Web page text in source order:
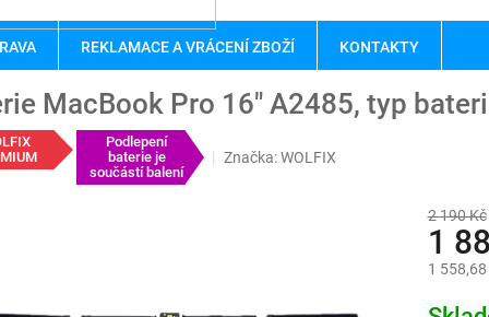
REKLAMACE A VRÁCENÍ ZBOŽÍ KONTAKTY
MacBook Pro 16" A2485, typ
Podlepení
baterie je
součástí balení
Značka:WOLFIX
2 190 Kč
1
1